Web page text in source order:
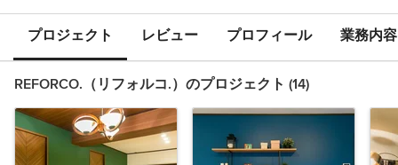
プロジェクト レビュー プロフィール 業務内容
REFORCO.（リフォルコ.）のプロジェクト (14)